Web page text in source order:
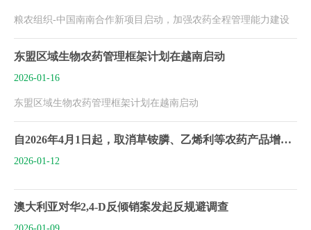
粮农组织-中国南南合作新项目启动，加强农药全程管理能力建设
东盟区域生物农药管理框架计划在越南启动
2026-01-16
东盟区域生物农药管理框架计划在越南启动
自2026年4月1日起，取消草铵膦、乙烯利等农药产品增值税出口退税
2026-01-12
澳大利亚对华2,4-D反倾销案发起反规避调查